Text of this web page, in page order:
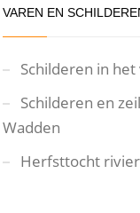
VAREN EN
Schilderen in
Schilderen en
Wadden
Herfsttocht